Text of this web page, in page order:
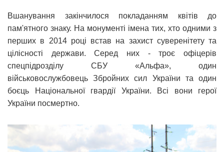
Вшанування закінчилося покладанням квітів до
пам'ятного знаку. На монументі імена тих, хто одними з
перших в 2014 році встав на захист суверенітету та
цілісності держави. Серед них - троє офіцерів
спецпідрозділу СБУ «Альфа», один
військовослужбовець Збройних сил України та один
боєць Національної гвардії України. Всі вони герої
України посмертно.